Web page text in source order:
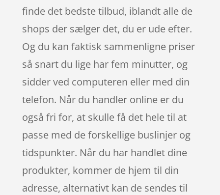
finde det bedste tilbud, iblandt alle de
shops der sælger det, du er ude efter.
Og du kan faktisk sammenligne priser
så snart du lige har fem minutter, og
sidder ved computeren eller med din
telefon. Når du handler online er du
også fri for, at skulle få det hele til at
passe med de forskellige buslinjer og
tidspunkter. Når du har handlet dine
produkter, kommer de hjem til din
adresse, alternativt kan de sendes til